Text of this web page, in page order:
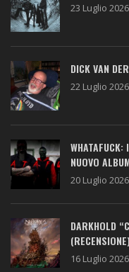
23 Luglio 2026
DICK VAN
22 Luglio 2026
NUOVO
20 Luglio 2026
DARKHOLD
(RECENSIONE)
16 Luglio 2026